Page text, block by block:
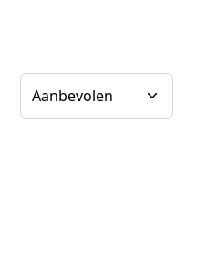
Sorteer op